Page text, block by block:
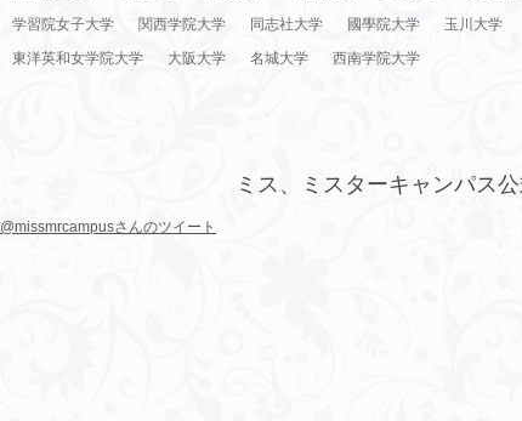
学習院女子大学
関西学院大学 同志社大学 國學院大学 玉川大学
東洋英和女学院大学
大阪大学 名城大学 西南学院大学
ミス、ミスターキャンパス
@missmrcampusさんのツイート